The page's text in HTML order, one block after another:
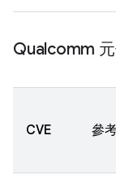
Qualcomm
CVE 參